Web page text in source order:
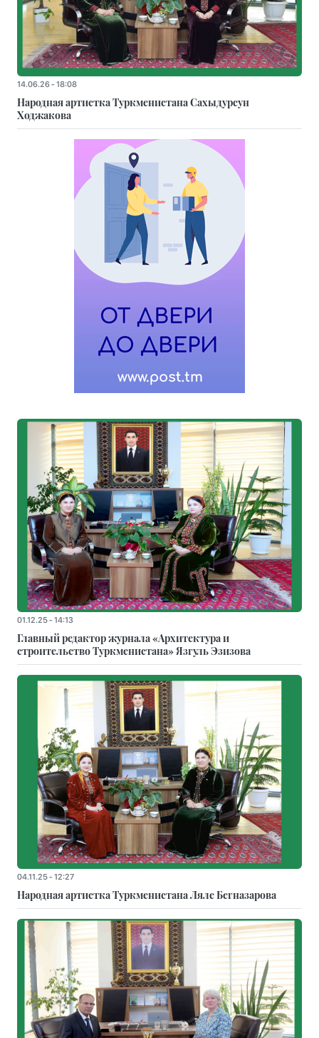
14.06.26 - 18:08
Народная артистка Туркменистана Сахыдурсун
Ходжакова
01.12.25 - 14:13
Главный редактор журнала «Архитектура и
строительство Туркменистана» Язгуль Эзизова
04.11.25 - 12:27
Народная артистка Туркменистана Ляле Бегназарова